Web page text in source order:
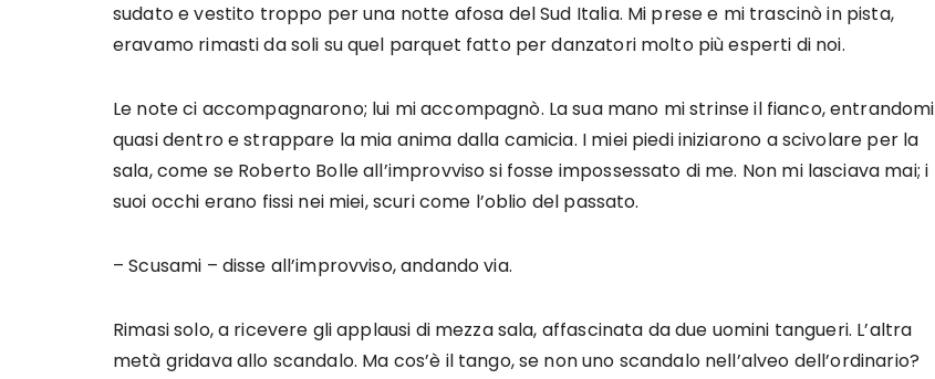
sudato e vestito troppo per una notte afosa del Sud Italia. Mi prese e mi trascinò in pista,
eravamo rimasti da soli su quel parquet fatto per danzatori molto più esperti di noi.
Le note ci accompagnarono; lui mi accompagnò. La sua mano mi strinse il fianco, entrandomi
quasi dentro e strappare la mia anima dalla camicia. I miei piedi iniziarono a scivolare per la
sala, come se Roberto Bolle all’improvviso si fosse impossessato di me. Non mi lasciava mai; i
suoi occhi erano fissi nei miei, scuri come l’oblio del passato.
– Scusami – disse all’improvviso, andando via.
Rimasi solo, a ricevere gli applausi di mezza sala, affascinata da due uomini tangueri. L’altra
metà gridava allo scandalo. Ma cos’è il tango, se non uno scandalo nell’alveo dell’ordinario?